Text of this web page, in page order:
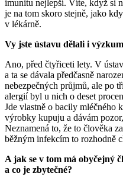
imunitu nejlepší. Víte, když si
je na tom skoro stejně, jako
v lékárně.
Vy jste ústavu dělali i
Ano, před čtyřiceti lety. V
a ta se dávala předčasně
nebezpečných průjmů, ale po
alergií byl u nich o deset
Jde vlastně o bacily mléčného
výrobky kupuju a dávám
Neznamená to, že to člověka
běžným infekcím to rozhodně
A jak se v tom má obyčejný
a co je zbytečné?